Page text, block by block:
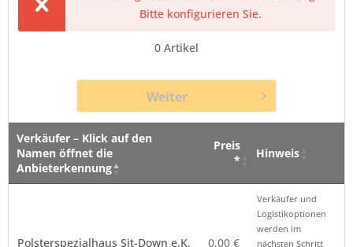
Bitte konfigurieren Sie.
0 Artikel
Weiter
Verkäufer – Klick auf den
Namen öffnet die
Anbieterkennung
Preis
*
Hinweis
Polsterspezialhaus Sit-Down e.K. 0,00 €
Verkäufer und
Logistikoptionen
werden im
nächsten Schritt